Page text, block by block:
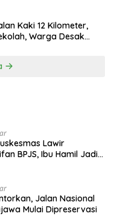
Kaki 12 Kilometer,
Warga Desak
Lawir
BPJS, Ibu Hamil Jadi
Jalan Nasional
Mulai Dipreservasi